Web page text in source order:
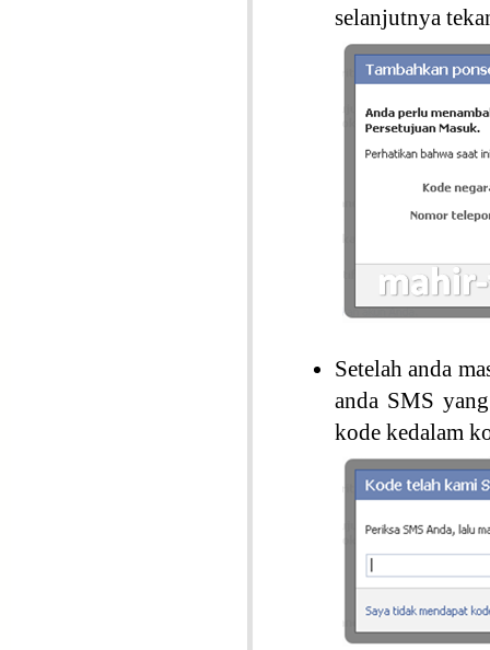
selanjutnya
Setelah anda
anda SMS
kode kedalam